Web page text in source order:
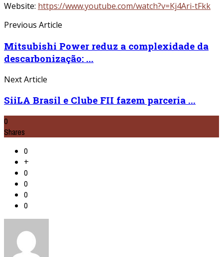
Website: https://www.youtube.com/watch?v=Kj4Ari-tFkk
Previous Article
Mitsubishi Power reduz a complexidade da
descarbonização: ...
Next Article
SiiLA Brasil e Clube FII fazem parceria ...
0
Shares
0
+
0
0
0
0